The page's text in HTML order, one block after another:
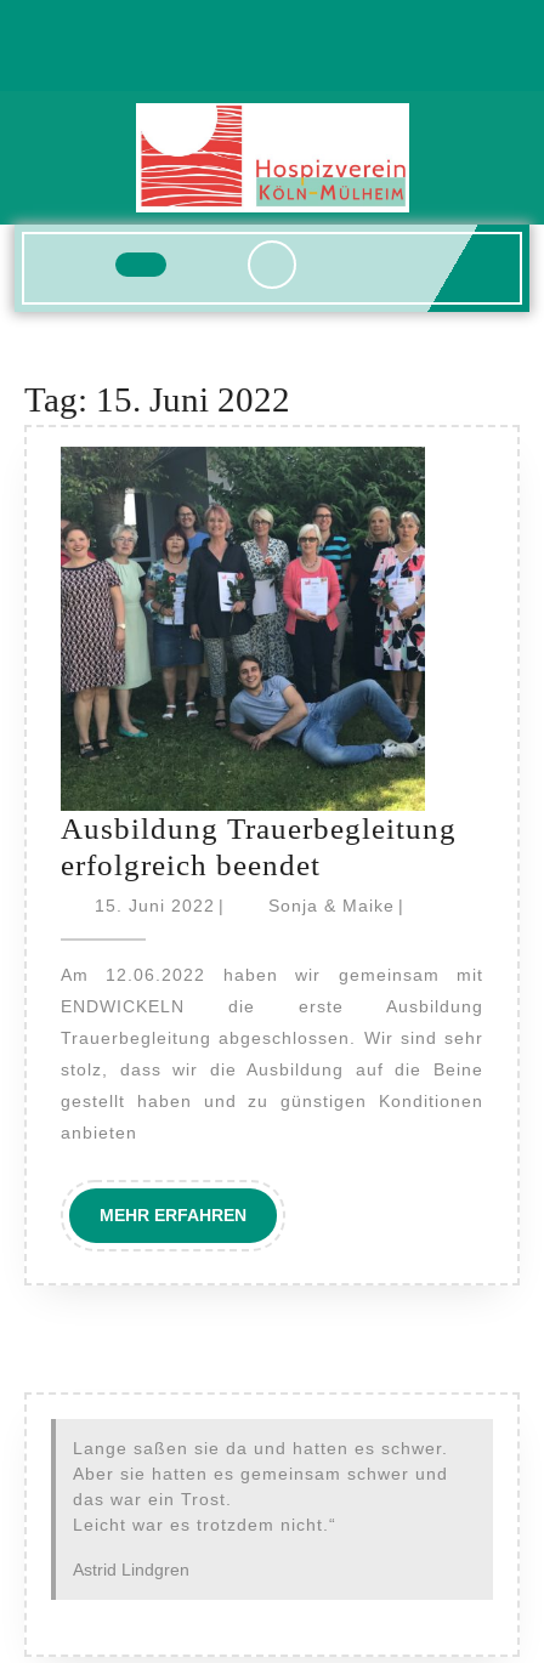
Open
Tag: 15. Juni 2022
Ausbildung Trauerbegleitung
erfolgreich beendet
beendet
15. Juni 2022 15.
| Sonja & Maike Sonja
|
Am 12.06.2022 haben wir gemeinsam mit
ENDWICKELN die erste Ausbildung
Trauerbegleitung abgeschlossen. Wir sind sehr
stolz, dass wir die Ausbildung auf die Beine
gestellt haben und zu günstigen Konditionen
anbieten
MEHR ERFAHRENMEHR
ERFAHREN
Lange saßen sie da und hatten es schwer.
Aber sie hatten es gemeinsam schwer und
das war ein Trost.
Leicht war es trotzdem nicht.“
Astrid Lindgren